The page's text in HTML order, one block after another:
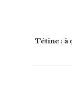
Tétine : à